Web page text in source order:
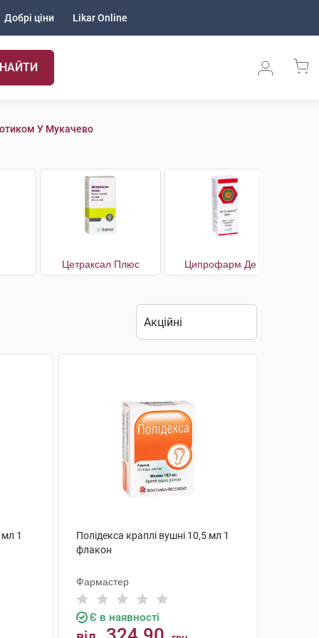
Добрі ціни Likar Online
У Мукачево
Цетраксал Плюс Ципрофарм Декс
1
Полідекса краплі вушні 10,5 мл 1
флакон
Фармастер
Є в наявності